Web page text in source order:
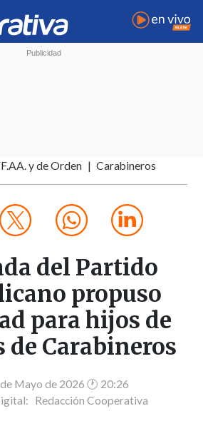
y de Orden Carabineros
del Partido
propuso
para hijos de
Carabineros
Mayo de 2026 🕐 20:26
Redacción Cooperativa